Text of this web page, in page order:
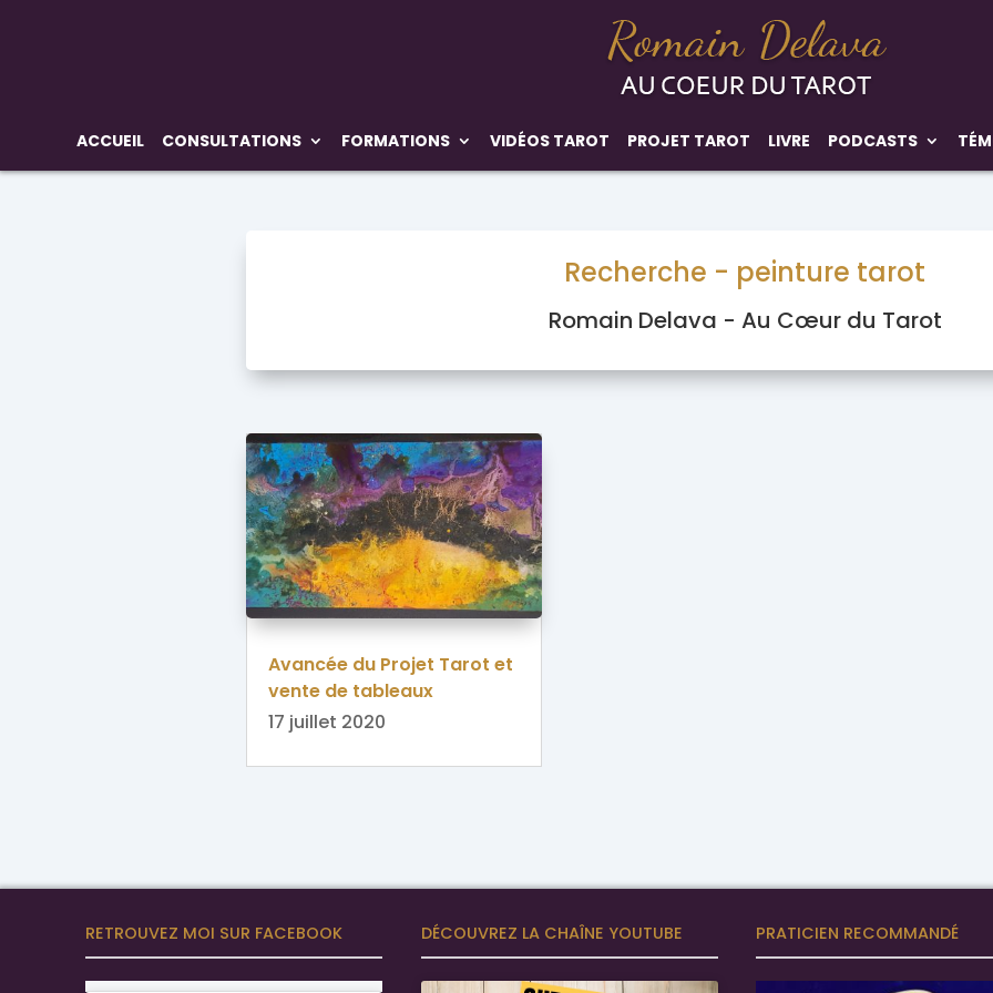
ACCUEIL CONSULTATIONS FORMATIONS VIDÉOS TAROT PROJET TAROT LIVRE PODCASTS
Recherche - peinture tarot
Romain Delava - Au Cœur du Tarot
Avancée du Projet Tarot et
vente de tableaux
17 juillet 2020
RETROUVEZ MOI SUR FACEBOOK DÉCOUVREZ LA CHAÎNE YOUTUBE PRATICIEN RECOMMANDÉ